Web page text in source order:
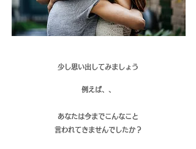
少し思い出してみましょう
例えば、、
あなたは今までこんなこと
言われてきませんでしたか？